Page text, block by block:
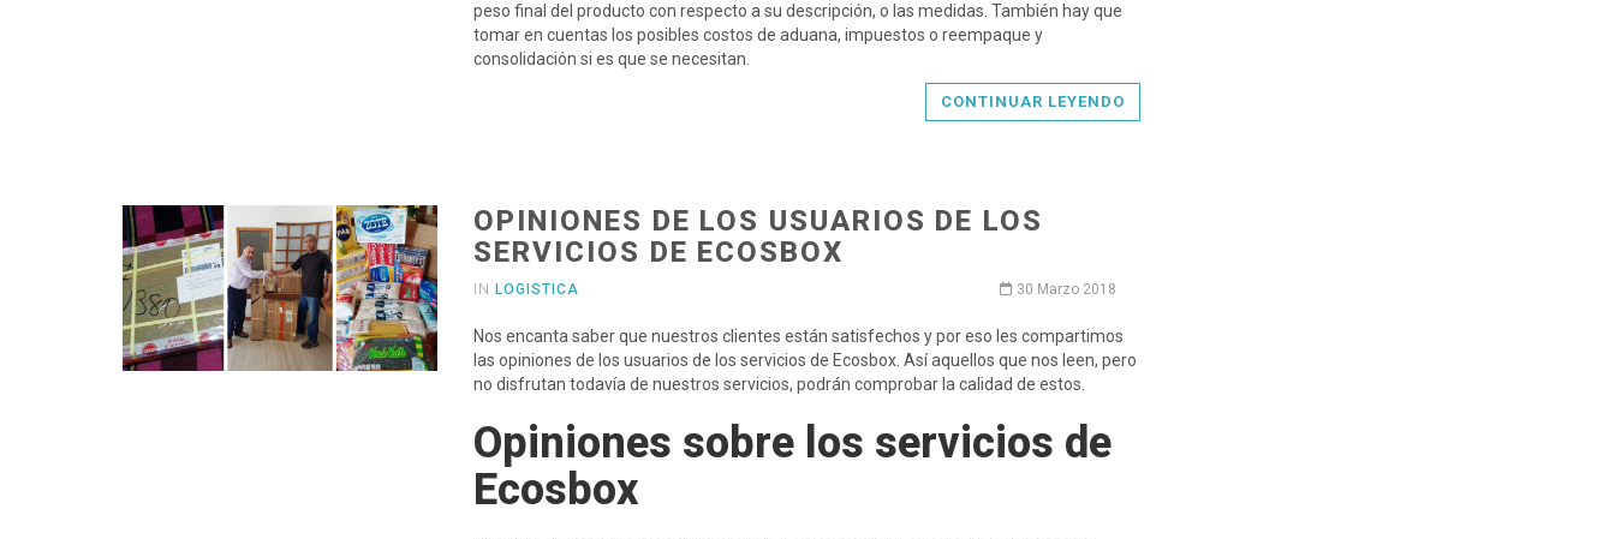
peso final del producto con respecto a su descripción, o las medidas. También hay que
tomar en cuentas los posibles costos de aduana, impuestos o reempaque y
consolidación si es que se necesitan.
CONTINUAR LEYENDO
OPINIONES DE LOS USUARIOS DE LOS
SERVICIOS DE ECOSBOX
IN LOGISTICA 30 Marzo 2018
Nos encanta saber que nuestros clientes están satisfechos y por eso les compartimos
las opiniones de los usuarios de los servicios de Ecosbox. Así aquellos que nos leen, pero
no disfrutan todavía de nuestros servicios, podrán comprobar la calidad de estos.
Opiniones sobre los servicios de
Ecosbox